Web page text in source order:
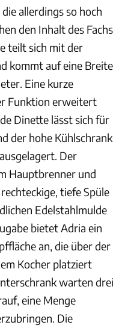
allerdings so hoch
den Inhalt des Fachs
teilt sich mit der
kommt auf eine Breite
Eine kurze
Funktion erweitert
Dinette lässt sich für
der hohe Kühlschrank
Der
Hauptbrenner und
tiefe Spüle
Edelstahlmulde
bietet Adria ein
an, die über der
Kocher platziert
warten drei
eine Menge
Die